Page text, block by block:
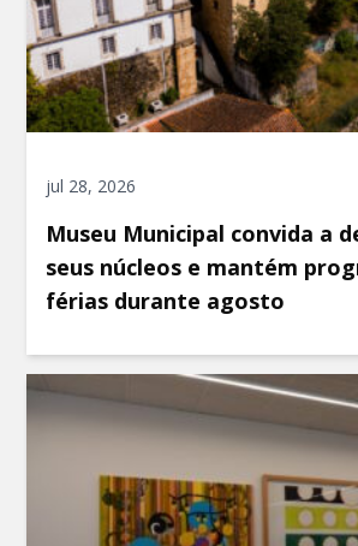
jul 28, 2026
Museu Municipal convida a
seus núcleos e mantém
férias durante agosto